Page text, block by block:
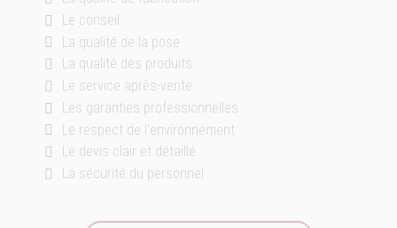
Le conseil
La qualité de la pose
La qualité des produits
Le service après-vente
Les garanties professionnelles
Le respect de l'environnement
Le devis clair et détaillé
La sécurité du personnel